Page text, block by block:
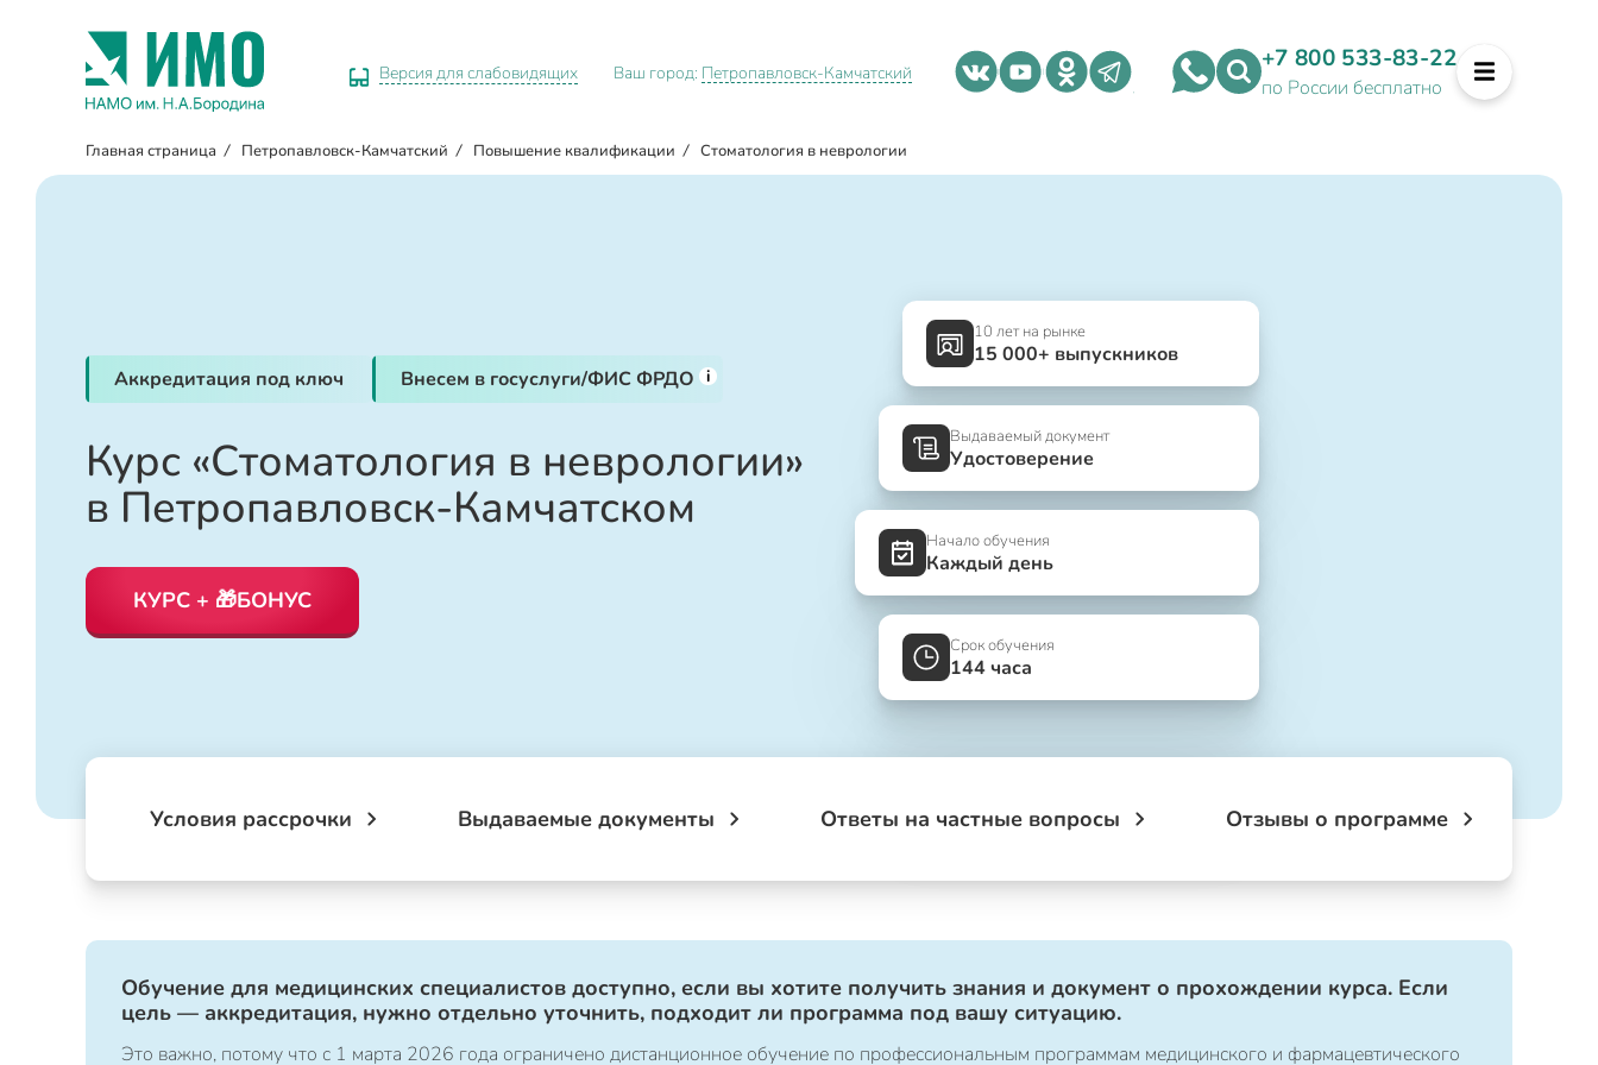
Версия для слабовидящих Ваш город: Петропавловск-Камчатский +7 800 533-83-22
по России бесплатно
Главная страница / Петропавловск-Камчатский / Повышение квалификации / Стоматология в неврологии
Аккредитация под ключ Внесем в госуслуги/ФИС ФРДО i
Курс «Стоматология в неврологии»
в Петропавловск-Камчатском
КУРС + 🎁БОНУС
10 лет на рынке
15 000+ выпускников
Выдаваемый документ
Удостоверение
Начало обучения
Каждый день
Срок обучения
144 часа
Условия рассрочки Выдаваемые документы Ответы на частные вопросы Отзывы о программе
Обучение для медицинских специалистов доступно, если вы хотите получить знания и документ о прохождении курса. Если
цель — аккредитация, нужно отдельно уточнить, подходит ли программа под вашу ситуацию.
Это важно, потому что с 1 марта 2026 года ограничено дистанционное обучение по профессиональным программам медицинского и фармацевтического